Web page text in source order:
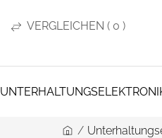
VERGLEICHEN ( 0 )
/